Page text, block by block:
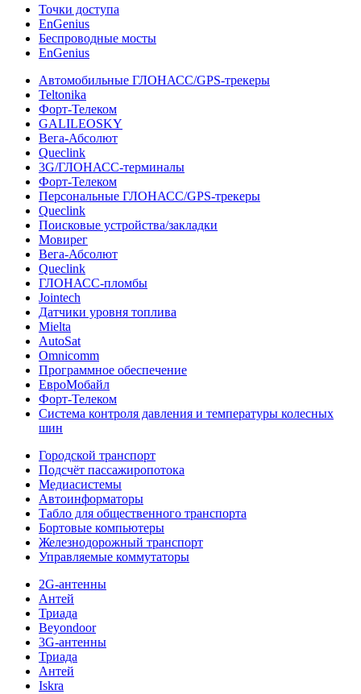
Точки доступа
EnGenius
Беспроводные мосты
EnGenius
Автомобильные ГЛОНАСС/GPS-трекеры
Teltonika
Форт-Телеком
GALILEOSKY
Вега-Абсолют
Queclink
3G/ГЛОНАСС-терминалы
Форт-Телеком
Персональные ГЛОНАСС/GPS-трекеры
Queclink
Поисковые устройства/закладки
Мовирег
Вега-Абсолют
Queclink
ГЛОНАСС-пломбы
Jointech
Датчики уровня топлива
Mielta
AutoSat
Omnicomm
Программное обеспечение
ЕвроМобайл
Форт-Телеком
Система контроля давления и температуры колесных
шин
Городской транспорт
Подсчёт пассажиропотока
Медиасистемы
Автоинформаторы
Табло для общественного транспорта
Бортовые компьютеры
Железнодорожный транспорт
Управляемые коммутаторы
2G-антенны
Антей
Триада
Beyondoor
3G-антенны
Триада
Антей
Iskra